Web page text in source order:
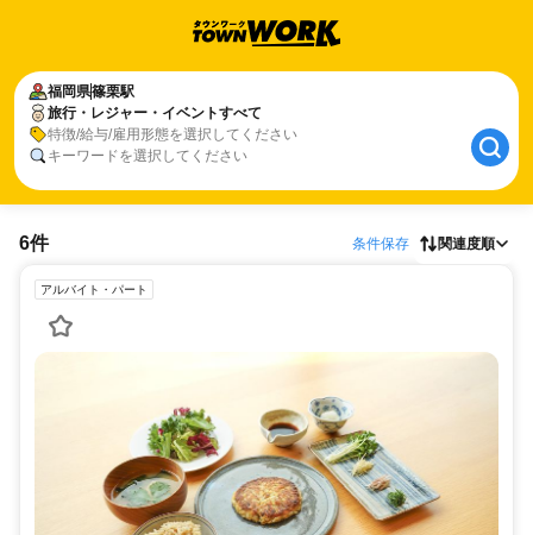
福岡県篠栗駅
旅行・レジャー・イベントすべて
特徴/給与/雇用形態を選択してください
キーワードを選択してください
6件 条件保存 関連度順
アルバイト・パート